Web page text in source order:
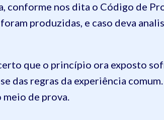
conforme nos dita o Código de
produzidas, e caso deva
que o princípio ora exposto
das regras da experiência
de prova.